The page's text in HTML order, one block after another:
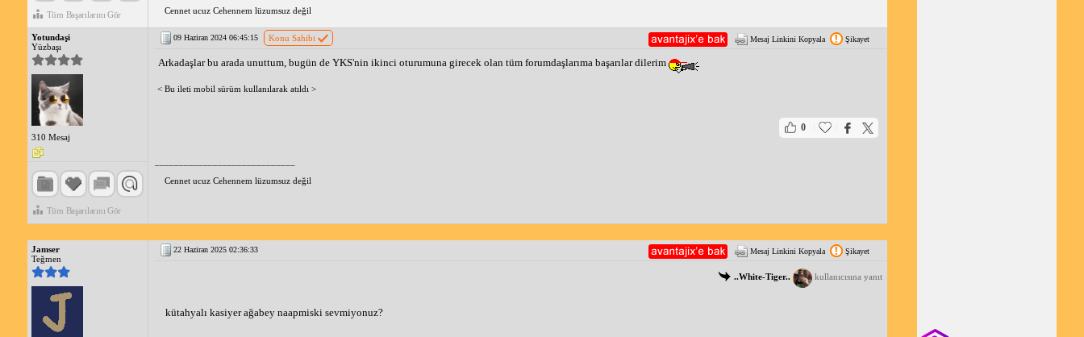
Tüm Başarılarını Gör
Cennet ucuz Cehennem lüzumsuz değil
Yotundaşi
Yüzbaşı
310 Mesaj
Tüm Başarılarını Gör
09 Haziran 2024 06:45:15 Konu Sahibi Mesaj Linkini Kopyala Şikayet
Arkadaşlar bu arada unuttum, bugün de YKS'nin ikinci oturumuna girecek olan tüm forumdaşlarıma başarılar dilerim
< Bu ileti mobil sürüm kullanılarak atıldı >
0
Cennet ucuz Cehennem lüzumsuz değil
Jamser
Teğmen
22 Haziran 2025 02:36:33 Mesaj Linkini Kopyala Şikayet
..White-Tiger.. kullanıcısına yanıt
kütahyalı kasiyer ağabey naapmiski sevmiyonuz?